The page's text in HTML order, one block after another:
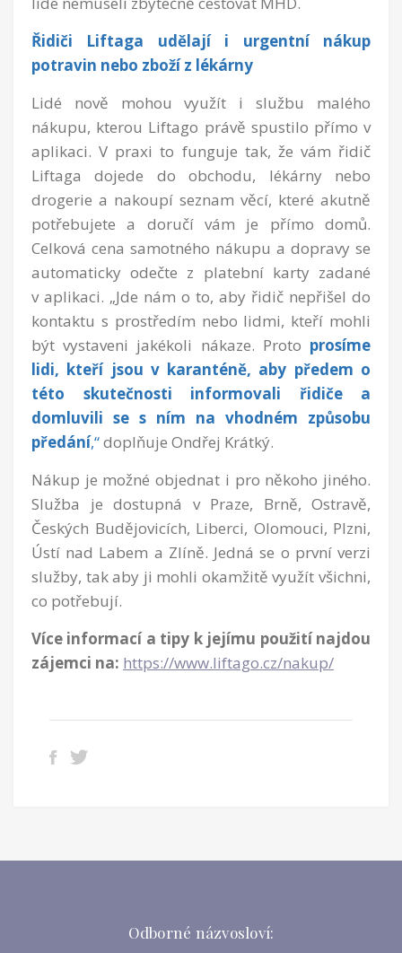
Řidiči Liftaga udělají i urgentní nákup
potravin nebo zboží z lékárny
Lidé nově mohou využít i službu malého
nákupu, kterou Liftago právě spustilo přímo v
aplikaci. V praxi to funguje tak, že vám řidič
Liftaga dojede do obchodu, lékárny nebo
drogerie a nakoupí seznam věcí, které akutně
potřebujete a doručí vám je přímo domů.
Celková cena samotného nákupu a dopravy se
automaticky odečte z platební karty zadané
v aplikaci. „Jde nám o to, aby řidič nepřišel do
kontaktu s prostředím nebo lidmi, kteří mohli
být vystaveni jakékoli nákaze. Proto prosíme
lidi, kteří jsou v karanténě, aby předem o
této skutečnosti informovali řidiče a
domluvili se s ním na vhodném způsobu
předání,“doplňuje Ondřej Krátký.
Nákup je možné objednat i pro někoho jiného.
Služba je dostupná v Praze, Brně, Ostravě,
Českých Budějovicích, Liberci, Olomouci, Plzni,
Ústí nad Labem a Zlíně. Jedná se o první verzi
služby, tak aby ji mohli okamžitě využít všichni,
co potřebují.
Více informací a tipy k jejímu použití najdou
zájemci na: https://www.liftago.cz/nakup/
Odborné názvosloví: